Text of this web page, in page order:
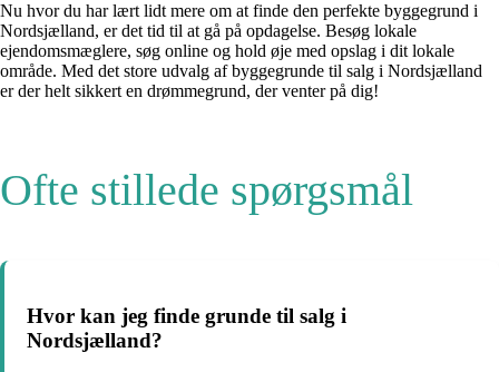
Nu hvor du har lært lidt mere om at finde den perfekte byggegrund i
Nordsjælland, er det tid til at gå på opdagelse. Besøg lokale
ejendomsmæglere, søg online og hold øje med opslag i dit lokale
område. Med det store udvalg af byggegrunde til salg i Nordsjælland
er der helt sikkert en drømmegrund, der venter på dig!
Ofte stillede spørgsmål
Hvor kan jeg finde grunde til salg i
Nordsjælland?